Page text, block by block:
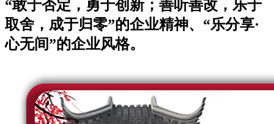
“敢于否定，勇于创新；善听善改，乐于
取舍，成于归零”的企业精神、“乐分享·
心无间”的企业风格。